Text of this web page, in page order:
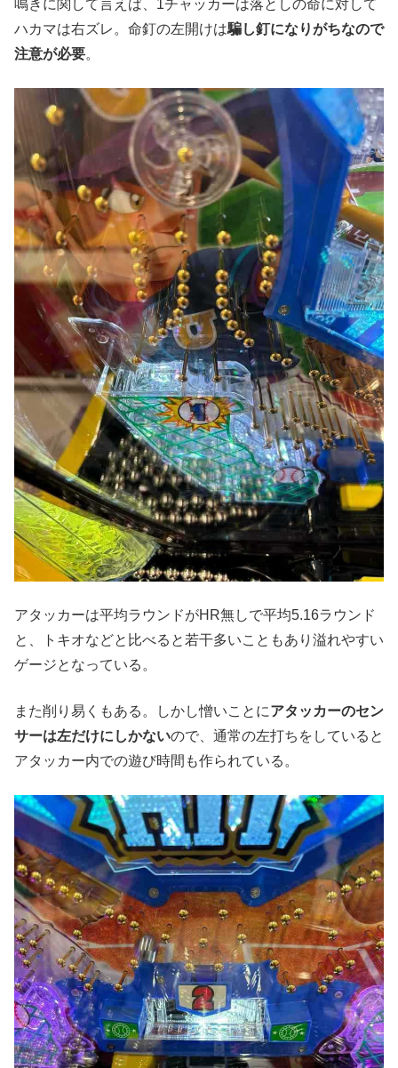
鳴きに関して言えば、1チャッカーは落としの命に対して
ハカマは右ズレ。命釘の左開けは騙し釘になりがちなので
注意が必要。
アタッカーは平均ラウンドがHR無しで平均5.16ラウンド
と、トキオなどと比べると若干多いこともあり溢れやすい
ゲージとなっている。
また削り易くもある。しかし憎いことにアタッカーのセン
サーは左だけにしかないので、通常の左打ちをしていると
アタッカー内での遊び時間も作られている。